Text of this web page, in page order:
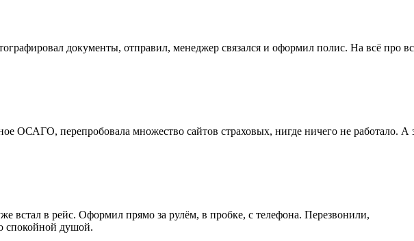
документы, отправил, менеджер связался и оформил полис. На всё про
ОСАГО, перепробовала множество сайтов страховых, нигде ничего не работало. А
встал в рейс. Оформил прямо за рулём, в пробке, с телефона. Перезвонили,
спокойной душой.